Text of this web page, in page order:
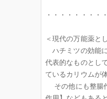
・・・・・・・・
＜現代の万能薬と
ハチミツの効能
代表的なものとし
ているカリウムが
その他にも整腸